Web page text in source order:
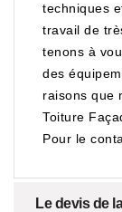
techniques
travail de
tenons à
des
raisons que
Toiture
Pour le
Le devis de